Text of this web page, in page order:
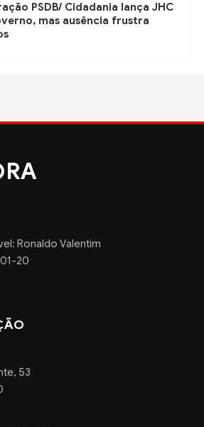
PSDB/ Cidadania lança JHC
mas ausência frustra
RA
Ronaldo Valentim
20
53